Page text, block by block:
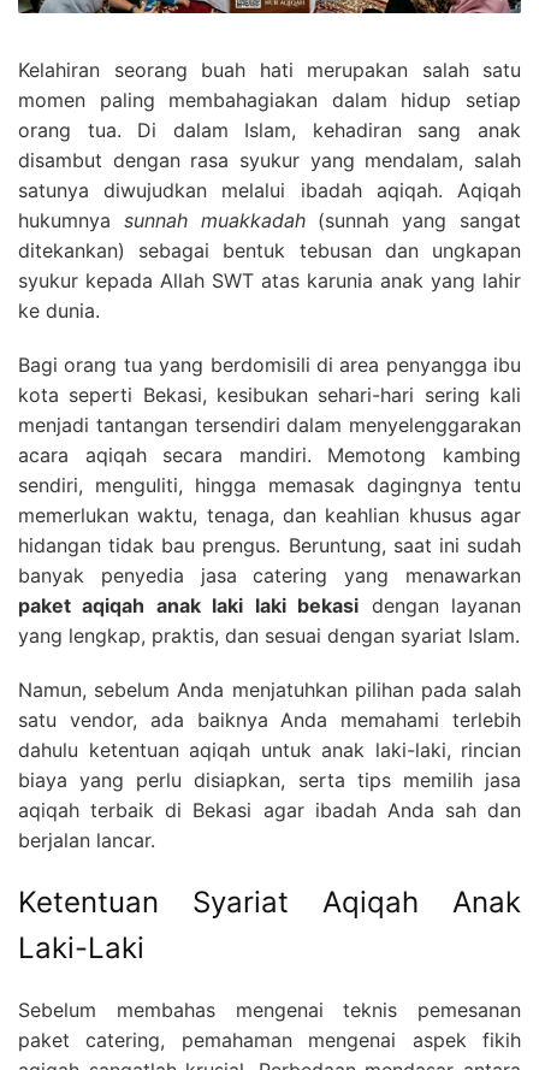
Kelahiran seorang buah hati merupakan salah satu
momen paling membahagiakan dalam hidup setiap
orang tua. Di dalam Islam, kehadiran sang anak
disambut dengan rasa syukur yang mendalam, salah
satunya diwujudkan melalui ibadah aqiqah. Aqiqah
hukumnya sunnah muakkadah(sunnah yang sangat
ditekankan) sebagai bentuk tebusan dan ungkapan
syukur kepada Allah SWT atas karunia anak yang lahir
ke dunia.
Bagi orang tua yang berdomisili di area penyangga ibu
kota seperti Bekasi, kesibukan sehari-hari sering kali
menjadi tantangan tersendiri dalam menyelenggarakan
acara aqiqah secara mandiri. Memotong kambing
sendiri, menguliti, hingga memasak dagingnya tentu
memerlukan waktu, tenaga, dan keahlian khusus agar
hidangan tidak bau prengus. Beruntung, saat ini sudah
banyak penyedia jasa catering yang menawarkan
paket aqiqah anak laki laki bekasi dengan layanan
yang lengkap, praktis, dan sesuai dengan syariat Islam.
Namun, sebelum Anda menjatuhkan pilihan pada salah
satu vendor, ada baiknya Anda memahami terlebih
dahulu ketentuan aqiqah untuk anak laki-laki, rincian
biaya yang perlu disiapkan, serta tips memilih jasa
aqiqah terbaik di Bekasi agar ibadah Anda sah dan
berjalan lancar.
Ketentuan Syariat Aqiqah Anak
Laki-Laki
Sebelum membahas mengenai teknis pemesanan
paket catering, pemahaman mengenai aspek fikih